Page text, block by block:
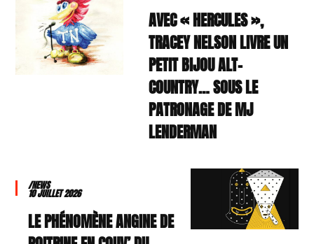
AVEC « HERCULES »,
TRACEY NELSON LIVRE UN
PETIT BIJOU ALT-
COUNTRY… SOUS LE
PATRONAGE DE MJ
LENDERMAN
/NEWS
10 JUILLET 2026
LE PHÉNOMÈNE ANGINE DE